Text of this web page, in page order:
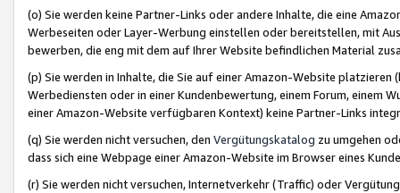
(o) Sie werden keine Partner-Links oder andere Inhalte, die eine
Werbeseiten oder Layer-Werbung einstellen oder bereitstellen, mit
bewerben, die eng mit dem auf Ihrer Website befindlichen Material
(p) Sie werden in Inhalte, die Sie auf einer Amazon-Website
Werbediensten oder in einer Kundenbewertung, einem Forum, einem
einer Amazon-Website verfügbaren Kontext) keine Partner-Links
(q) Sie werden nicht versuchen, den Vergütungskatalog zu umgehen
dass sich eine Webpage einer Amazon-Website im Browser eines
(r) Sie werden nicht versuchen, Internetverkehr (Traffic) oder